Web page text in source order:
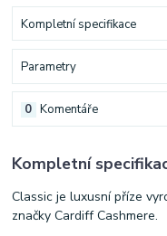
Kompletní specifikace
Parametry
Komentáře
0
Kompletní
Classic je luxusní příze
značky Cardiff Cashmere.